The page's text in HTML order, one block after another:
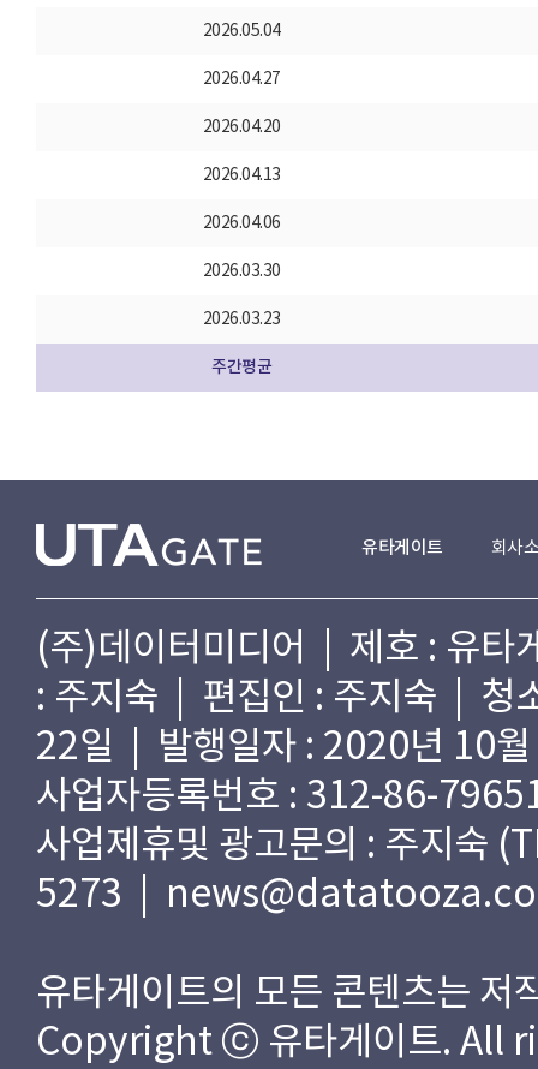
2026.05.04
2026.04.27
2026.04.20
2026.04.13
2026.04.06
2026.03.30
2026.03.23
주간평균
유타게이트 회사
(주)데이터미디어 | 제호 : 유
: 주지숙 | 편집인 : 주지숙 | 청
22일 | 발행일자 : 2020년 10
사업자등록번호 : 312-86-
사업제휴및 광고문의 : 주지숙
5273 |
유타게이트의 모든 콘텐츠는 저
Copyright ⓒ 유타게이트. All